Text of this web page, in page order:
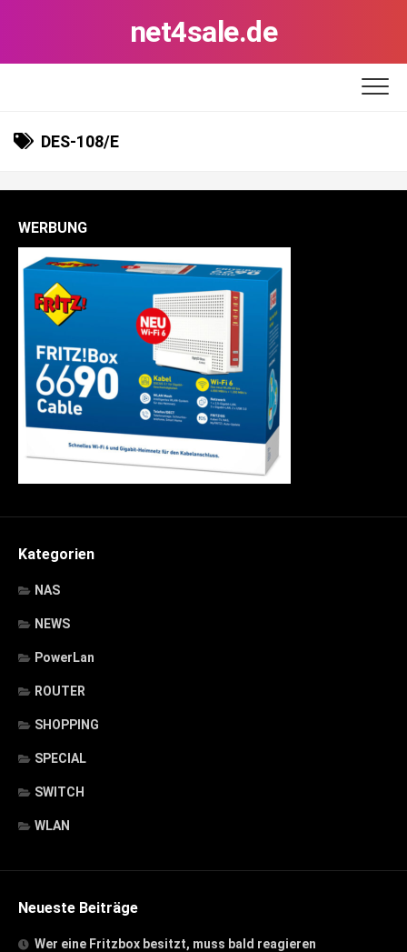
net4sale.de
DES-108/E
WERBUNG
Kategorien
NAS
NEWS
PowerLan
ROUTER
SHOPPING
SPECIAL
SWITCH
WLAN
Neueste Beiträge
Wer eine Fritzbox besitzt, muss bald reagieren